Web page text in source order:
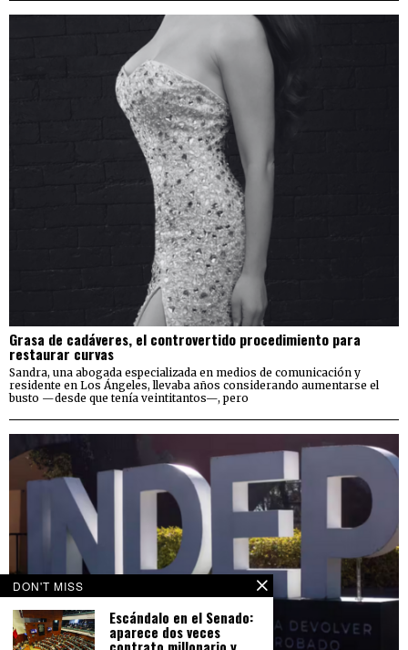
Grasa de cadáveres, el controvertido procedimiento para
restaurar curvas
Sandra, una abogada especializada en medios de comunicación y
residente en Los Ángeles, llevaba años considerando aumentarse el
busto —desde que tenía veintitantos—, pero
DON'T MISS
Escándalo en el Senado:
aparece dos veces